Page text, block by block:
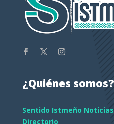
¿Quiénes somos?
Sentido Istmeño Noticias
Directorio